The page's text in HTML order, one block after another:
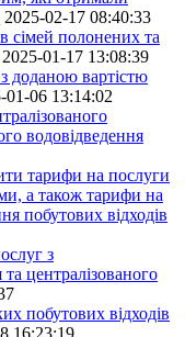
2025-02-17 08:40:33
сімей полонених та
2025-01-17 13:08:39
доданою вартістю
01-06 13:14:02
водовідведення
тарифи на послуги
а також тарифи на
побутових відходів
з
централізованого
побутових відходів
16:23:19